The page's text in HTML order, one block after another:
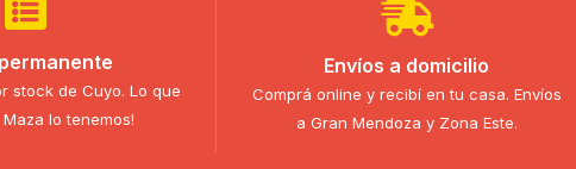
stock de Cuyo. Lo que
lo tenemos!
Envíos a domicilio
Comprá online y recibí en tu casa. Envíos
a Gran Mendoza y Zona Este.